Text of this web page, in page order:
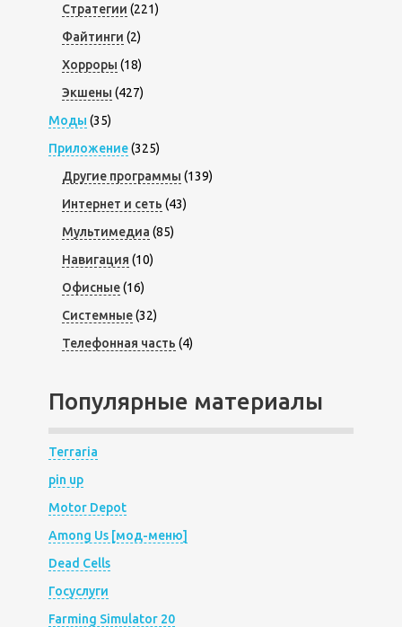
Стратегии (221)
Файтинги (2)
Хорроры (18)
Экшены (427)
Моды (35)
Приложение(325)
Другие программы (139)
Интернет и сеть (43)
Мультимедиа (85)
Навигация (10)
Офисные(16)
Системные(32)
Телефонная часть (4)
Популярные материалы
Terraria
pin up
Motor Depot
Among Us [мод-меню]
Dead Cells
Госуслуги
Farming Simulator 20